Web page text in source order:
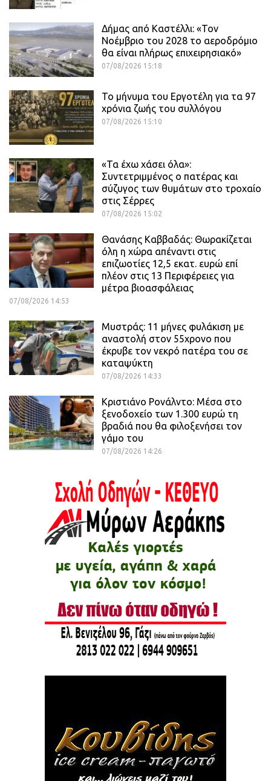
Δήμας από Καστέλλι: «Τον
Νοέμβριο του 2028 το αεροδρόμιο
θα είναι πλήρως επιχειρησιακό»
07/08/2026 15:18
Το μήνυμα του Εργοτέλη για τα 97
χρόνια ζωής του συλλόγου
07/08/2026 15:10
«Τα έχω χάσει όλα»:
Συντετριμμένος ο πατέρας και
σύζυγος των θυμάτων στο τροχαίο
στις Σέρρες
07/08/2026 15:02
Θανάσης Καββαδάς: Θωρακίζεται
όλη η χώρα απέναντι στις
επιζωοτίες 12,5 εκατ. ευρώ επί
πλέον στις 13 Περιφέρειες για
μέτρα βιοασφάλειας
07/08/2026 14:53
Μυστράς: 11 μήνες φυλάκιση με
αναστολή στον 55χρονο που
έκρυβε τον νεκρό πατέρα του σε
καταψύκτη
07/08/2026 14:33
Κριστιάνο Ρονάλντο: Μέσα στο
ξενοδοχείο των 1.300 ευρώ τη
βραδιά που θα φιλοξενήσει τον
γάμο του
07/08/2026 14:26